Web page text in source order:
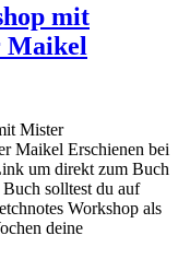
mit
Maikel
Mister
Maikel Erschienen bei
um direkt zum Buch
solltest du auf
Workshop als
deine